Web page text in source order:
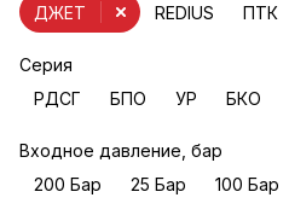
REDIUS
ПТК
ДЖЕТ
Серия
РДСГ
БПО УР БКО
Входное давление, бар
200 Бар
25 Бар 100 Бар